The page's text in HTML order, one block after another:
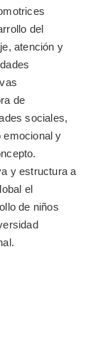
del
atención y
de
sociales,
emocional y
y estructura a
el
de niños